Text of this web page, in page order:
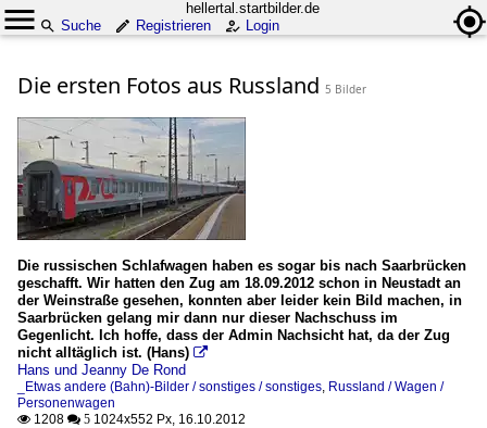
hellertal.startbilder.de
Suche
Registrieren Login
Die ersten Fotos aus Russland 5 Bilder
Die russischen Schlafwagen haben es sogar bis nach Saarbrücken
geschafft. Wir hatten den Zug am 18.09.2012 schon in Neustadt an
der Weinstraße gesehen, konnten aber leider kein Bild machen, in
Saarbrücken gelang mir dann nur dieser Nachschuss im
Gegenlicht. Ich hoffe, dass der Admin Nachsicht hat, da der Zug
nicht alltäglich ist. (Hans) 
Hans und Jeanny De Rond
_Etwas andere (Bahn)-Bilder / sonstiges / sonstiges, Russland / Wagen /
Personenwagen
 1208  5 1024x552 Px, 16.10.2012